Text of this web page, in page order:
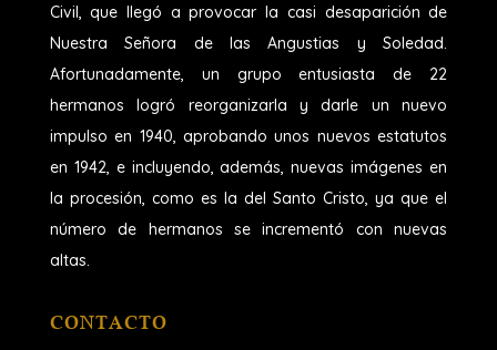
Civil, que llegó a provocar la casi desaparición de
Nuestra Señora de las Angustias y Soledad.
Afortunadamente, un grupo entusiasta de 22
hermanos logró reorganizarla y darle un nuevo
impulso en 1940, aprobando unos nuevos estatutos
en 1942, e incluyendo, además, nuevas imágenes en
la procesión, como es la del Santo Cristo, ya que el
número de hermanos se incrementó con nuevas
altas.
CONTACTO